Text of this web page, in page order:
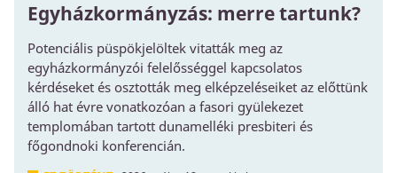
Egyházkormányzás: merre tartunk?
Potenciális püspökjelöltek vitatták meg az
egyházkormányzói felelősséggel kapcsolatos
kérdéseket és osztották meg elképzeléseiket az előttünk
álló hat évre vonatkozóan a fasori gyülekezet
templomában tartott dunamelléki presbiteri és
főgondnoki konferencián.